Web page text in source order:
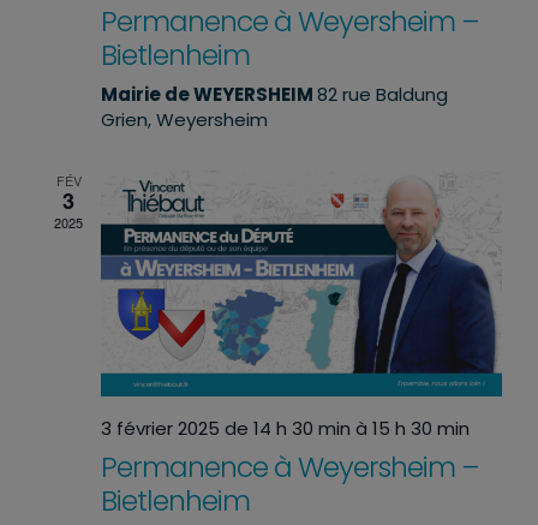
Permanence à Weyersheim –
Bietlenheim
Mairie de WEYERSHEIM82 rue Baldung
Grien, Weyersheim
FÉV
3
2025
3 février 2025 de 14 h 30 min à 15 h 30 min
Permanence à Weyersheim –
Bietlenheim